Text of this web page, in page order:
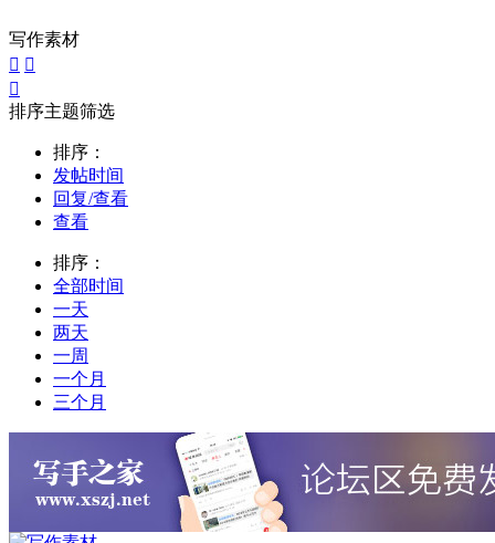
写作素材
 

排序主题筛选
排序：
发帖时间
回复/查看
查看
排序：
全部时间
一天
两天
一周
一个月
三个月